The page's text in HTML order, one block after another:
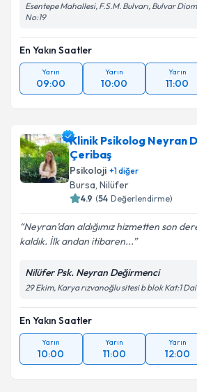
Esentepe Mahallesi, F.S.M. Bulvarı, Bulvar
No:19
En Yakın Saatler
Yarın
09:00
Yarın
10:00
Yarın
11:00
Klinik Psikolog Neyran
Çeribaş
Psikoloji +1diğer
Bursa, Nilüfer
4.9 (54 Değerlendirme)
Neyran’dan aldığımız hizmetten son
kaldık. İlk andan itibaren...
Nilüfer Psk. Neyran Değirmenci
29 Ekim, Karya rızvanoğlu sitesi b blok Kat:1
En Yakın Saatler
Yarın
10:00
Yarın
11:00
Yarın
12:00